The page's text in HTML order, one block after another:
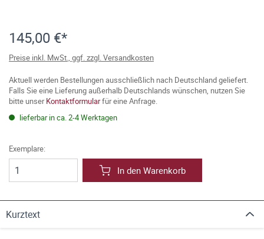
145,00 €*
Preise inkl. MwSt., ggf. zzgl. Versandkosten
Aktuell werden Bestellungen ausschließlich nach Deutschland geliefert.
Falls Sie eine Lieferung außerhalb Deutschlands wünschen, nutzen Sie
bitte unserKontaktformularfür eine Anfrage.
lieferbar in ca. 2-4 Werktagen
Exemplare:
In den Warenkorb
Kurztext